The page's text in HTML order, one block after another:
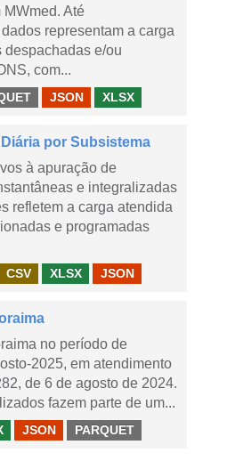
Até
representam a carga
e/ou
com...
JSON XLSX
por Subsistema
à apuração de
e integralizadas
refletem a carga atendida
e programadas
CSV XLSX JSON
no período de
2025, em atendimento
de 6 de agosto de 2024.
fazem parte de um...
JSON PARQUET